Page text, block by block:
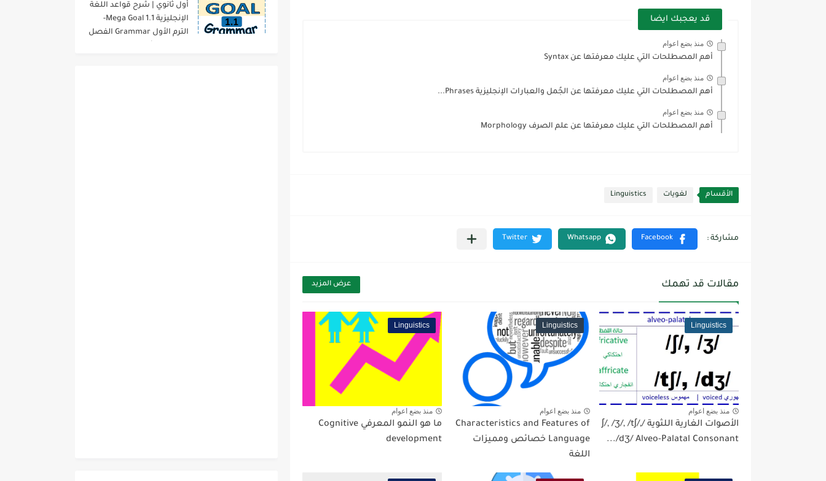
قد يعجبك ايضا
منذ بضع اعوام
أهم المصطلحات التي عليك معرفتها عن Syntax
منذ بضع اعوام
أهم المصطلحات التي عليك معرفتها عن الجُمل والعبارات الإنجليزية Phrases...
منذ بضع اعوام
أهم المصطلحات التي عليك معرفتها عن علم الصرف Morphology
الأقسام لغويات Linguistics
مقالات قد تهمك عرض المزيد
Linguistics
منذ بضع اعوام
الأصوات الغارية اللثوية /ʃ/, /ʒ/, /tʃ/,
/dʒ/ Alveo-Palatal Consonant...
Linguistics
منذ بضع اعوام
Characteristics and Features of
Language خصائص ومميزات
اللغة
Linguistics
منذ بضع اعوام
ما هو النمو المعرفي Cognitive
development
أول ثانوي | شرح قواعد اللغة
الإنجليزية 1.1 Mega Goal-
الترم الأول Grammar الفصل